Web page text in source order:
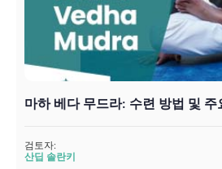
마하 베다 무드라: 수련 방법 및 주
검토자:
산딥 솔란키